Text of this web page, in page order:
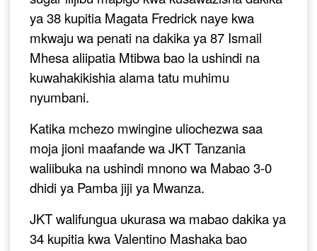
ya 38 kupitia Magata Fredrick naye kwa
mkwaju wa penati na dakika ya 87 Ismail
Mhesa aliipatia Mtibwa bao la ushindi na
kuwahakikishia alama tatu muhimu
nyumbani.
Katika mchezo mwingine uliochezwa saa
moja jioni maafande wa JKT Tanzania
waliibuka na ushindi mnono wa Mabao 3-0
dhidi ya Pamba jiji ya Mwanza.
JKT walifungua ukurasa wa mabao dakika ya
34 kupitia kwa Valentino Mashaka bao